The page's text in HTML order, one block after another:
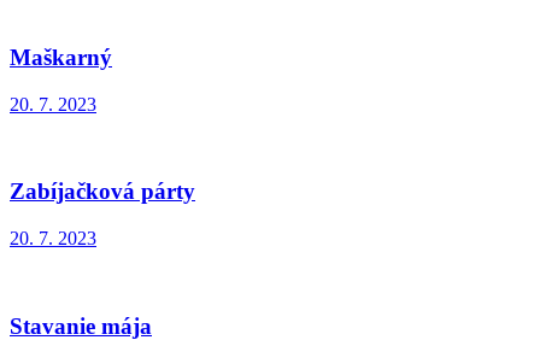
Maškarný
20. 7. 2023
Zabíjačková párty
20. 7. 2023
Stavanie mája